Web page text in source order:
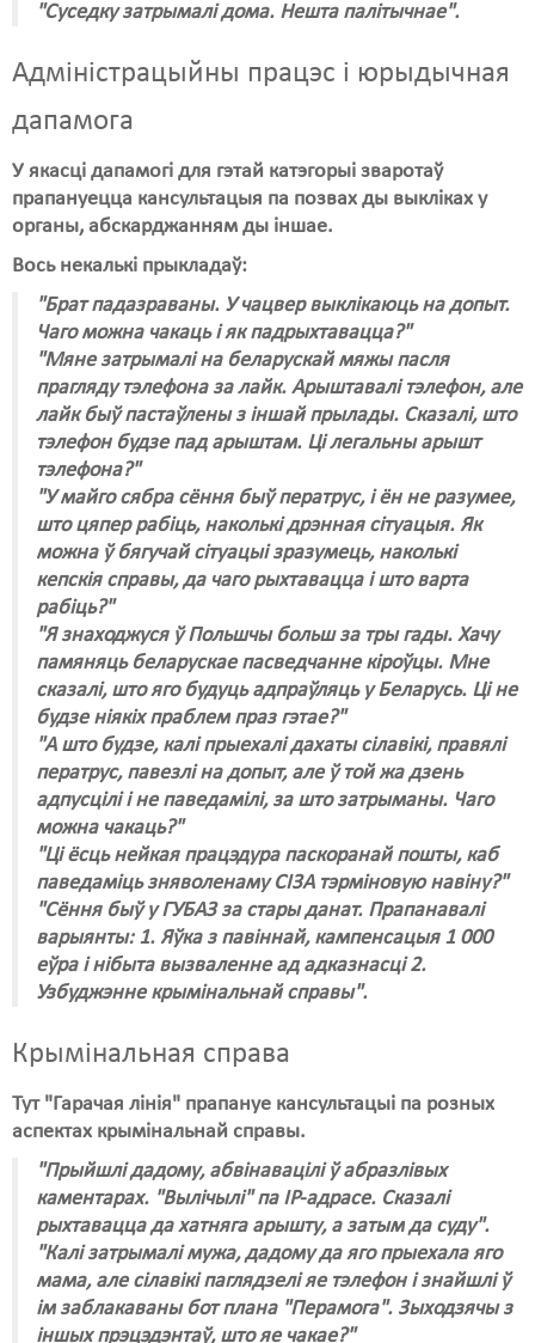
"Суседку затрымалі дома. Нешта палітычнае".
Адміністрацыйны працэс і юрыдычная
дапамога
У якасці дапамогі для гэтай катэгорыі зваротаў
прапануецца кансультацыя па позвах ды выкліках у
органы, абскарджанням ды іншае.
Вось некалькі прыкладаў:
"Брат падазраваны. У чацвер выклікаюць на допыт.
Чаго можна чакаць і як падрыхтавацца?"
"Мяне затрымалі на беларускай мяжы пасля
прагляду тэлефона за лайк. Арыштавалі тэлефон, але
лайк быў пастаўлены з іншай прылады. Сказалі, што
тэлефон будзе пад арыштам. Ці легальны арышт
тэлефона?"
"У майго сябра сёння быў ператрус, і ён не разумее,
што цяпер рабіць, наколькі дрэнная сітуацыя. Як
можна ў бягучай сітуацыі зразумець, наколькі
кепскія справы, да чаго рыхтавацца і што варта
рабіць?"
"Я знаходжуся ў Польшчы больш за тры гады. Хачу
памяняць беларускае пасведчанне кіроўцы. Мне
сказалі, што яго будуць адпраўляць у Беларусь. Ці не
будзе ніякіх праблем праз гэтае?"
"А што будзе, калі прыехалі дахаты сілавікі, правялі
ператрус, павезлі на допыт, але ў той жа дзень
адпусцілі і не паведамілі, за што затрыманы. Чаго
можна чакаць?"
"Ці ёсць нейкая працэдура паскоранай пошты, каб
паведаміць зняволенаму СІЗА тэрміновую навіну?"
"Сёння быў у ГУБАЗ за стары данат. Прапанавалі
варыянты: 1. Яўка з павіннай, кампенсацыя 1 000
еўра і нібыта вызваленне ад адказнасці 2.
Узбуджэнне крымінальнай справы".
Крымінальная справа
Тут "Гарачая лінія" прапануе кансультацыі па розных
аспектах крымінальнай справы.
"Прыйшлі дадому, абвінавацілі ў абразлівых
каментарах. "Вылічылі" па IP-адрасе. Сказалі
рыхтавацца да хатняга арышту, а затым да суду".
"Калі затрымалі мужа, дадому да яго прыехала яго
мама, але сілавікі паглядзелі яе тэлефон і знайшлі ў
ім заблакаваны бот плана "Перамога". Зыходзячы з
іншых прэцэдэнтаў, што яе чакае?"
Правы працоўных
Сацыяльныя правы